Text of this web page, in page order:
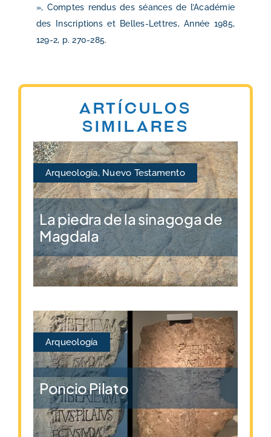
», Comptes rendus des séances de l’Académie
des Inscriptions et Belles-Lettres, Année 1985,
129-2, p. 270-285.
Artículos
similares
Arqueología, Nuevo Testamento
La piedra de la sinagoga de
Magdala
Arqueología
Poncio Pilato